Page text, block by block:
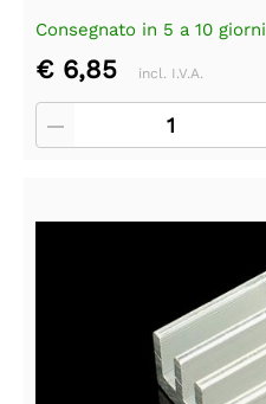
Consegnato in 5 a 10 giorni
€ 6,85 incl. I.V.A.